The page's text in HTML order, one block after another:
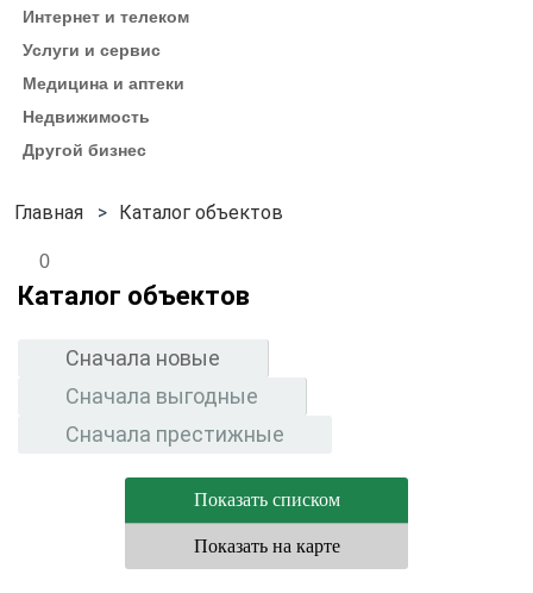
Интернет и телеком
Услуги и сервис
Медицина и аптеки
Недвижимость
Другой бизнес
Каталог объектов
0
Каталог объектов
Сначала новые
Сначала выгодные
Сначала престижные
Показать списком
Показать на карте